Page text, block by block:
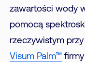
zawartości wody
pomocą
rzeczywistym
Visum Palm™